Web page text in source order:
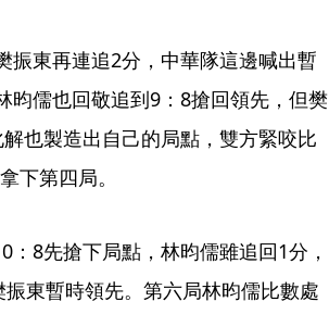
振東再連追2分，中華隊這邊喊出暫
昀儒也回敬追到9：8搶回領先，但樊
也製造出自己的局點，雙方緊咬比
下第四局。
8先搶下局點，林昀儒雖追回1分，
東暫時領先。第六局林昀儒比數處